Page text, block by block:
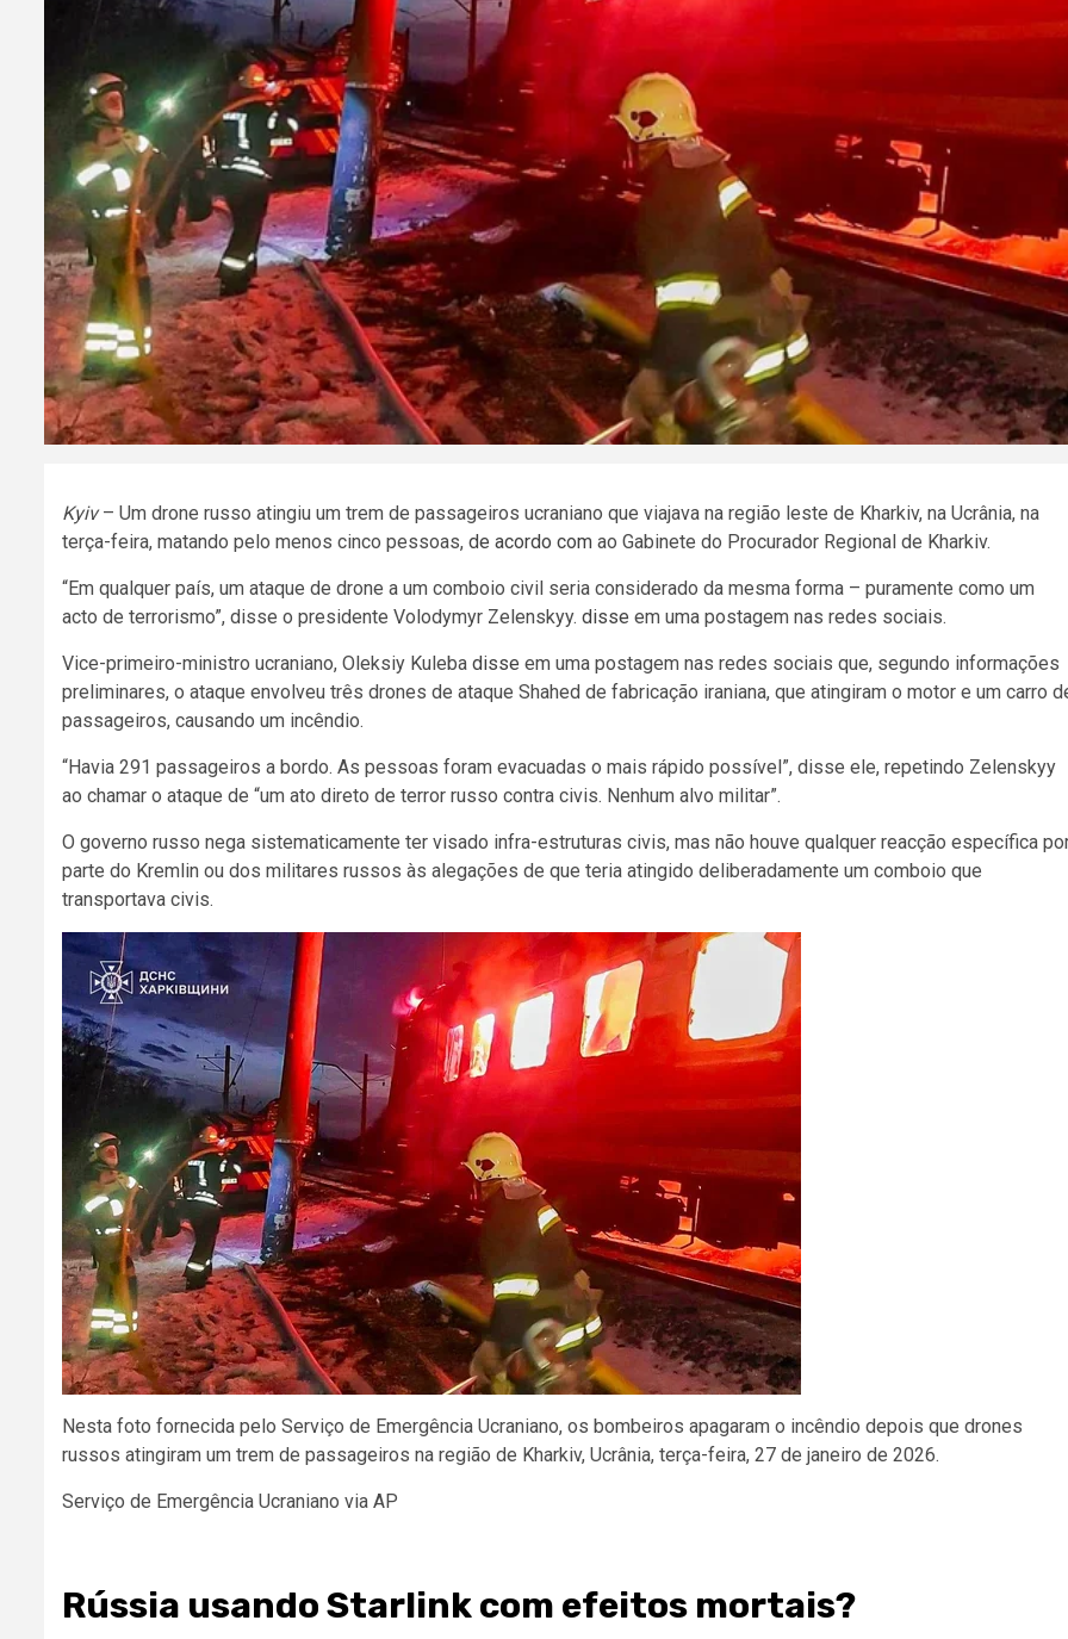
Kyiv– Um drone russo atingiu um trem de passageiros ucraniano que viajava na região leste de Kharkiv, na Ucrânia, na
terça-feira, matando pelo menos cinco pessoas, de acordo com ao Gabinete do Procurador Regional de Kharkiv.
“Em qualquer país, um ataque de drone a um comboio civil seria considerado da mesma forma – puramente como um
acto de terrorismo”, disse o presidente Volodymyr Zelenskyy. disse em uma postagem nas redes sociais.
Vice-primeiro-ministro ucraniano, Oleksiy Kuleba disse em uma postagem nas redes sociais que, segundo informações
preliminares, o ataque envolveu três drones de ataque Shahed de fabricação iraniana, que atingiram o motor e um carro
passageiros, causando um incêndio.
“Havia 291 passageiros a bordo. As pessoas foram evacuadas o mais rápido possível”, disse ele, repetindo Zelenskyy
ao chamar o ataque de “um ato direto de terror russo contra civis. Nenhum alvo militar”.
O governo russo nega sistematicamente ter visado infra-estruturas civis, mas não houve qualquer reacção específica
parte do Kremlin ou dos militares russos às alegações de que teria atingido deliberadamente um comboio que
transportava civis.
Nesta foto fornecida pelo Serviço de Emergência Ucraniano, os bombeiros apagaram o incêndio depois que drones
russos atingiram um trem de passageiros na região de Kharkiv, Ucrânia, terça-feira, 27 de janeiro de 2026.
Serviço de Emergência Ucraniano via AP
Rússia usando Starlink com efeitos mortais?